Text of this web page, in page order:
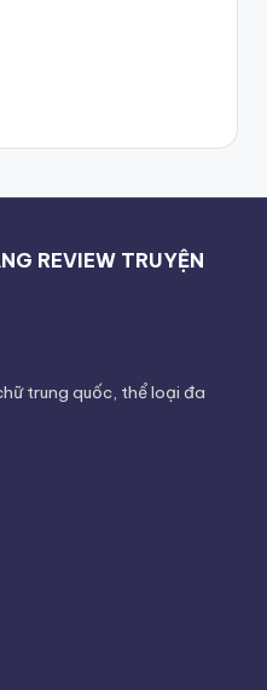
REVIEW TRUYỆN
trung quốc, thể loại đa